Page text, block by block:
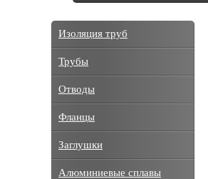
Изоляция труб
Трубы
Отводы
Фланцы
Заглушки
Алюминиевые сплавы